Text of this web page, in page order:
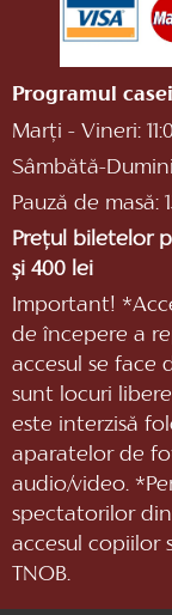
Programul
Marți - Vineri:
Sâmbătă-
Pauză de masă:
Prețul biletelor
și 400 lei
Important!
de începere a
accesul se face
sunt locuri
este interzisă
aparatelor de
audio/video.
spectatorilor
accesul copiilor
TNOB.